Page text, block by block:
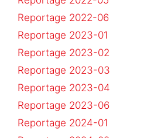
Reportage 2022-06
Reportage 2023-01
Reportage 2023-02
Reportage 2023-03
Reportage 2023-04
Reportage 2023-06
Reportage 2024-01